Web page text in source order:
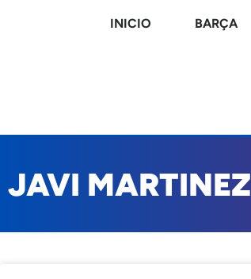
INICIO BARÇA
JAVI MARTINEZ